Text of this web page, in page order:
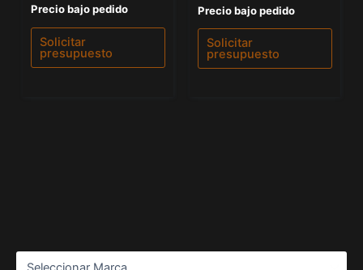
Valorado
con
0
de
Precio bajo pedido
Solicitar
presupuesto
Valorado
con
0
de
Precio bajo pedido
Solicitar
presupuesto